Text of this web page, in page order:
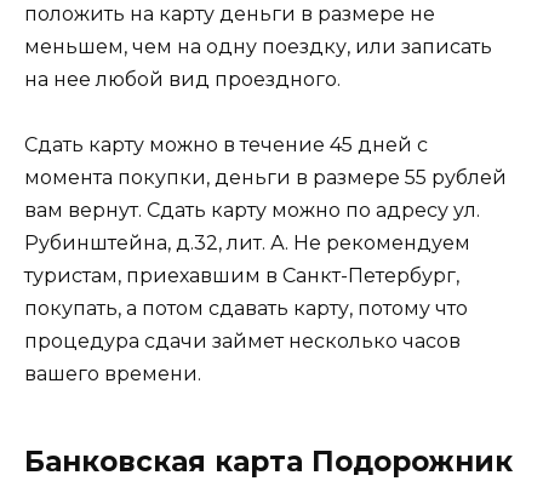
положить на карту деньги в размере не
меньшем, чем на одну поездку, или записать
на нее любой вид проездного.
Сдать карту можно в течение 45 дней с
момента покупки, деньги в размере 55 рублей
вам вернут. Сдать карту можно по адресу ул.
Рубинштейна, д.32, лит. А. Не рекомендуем
туристам, приехавшим в Санкт-Петербург,
покупать, а потом сдавать карту, потому что
процедура сдачи займет несколько часов
вашего времени.
Банковская карта Подорожник